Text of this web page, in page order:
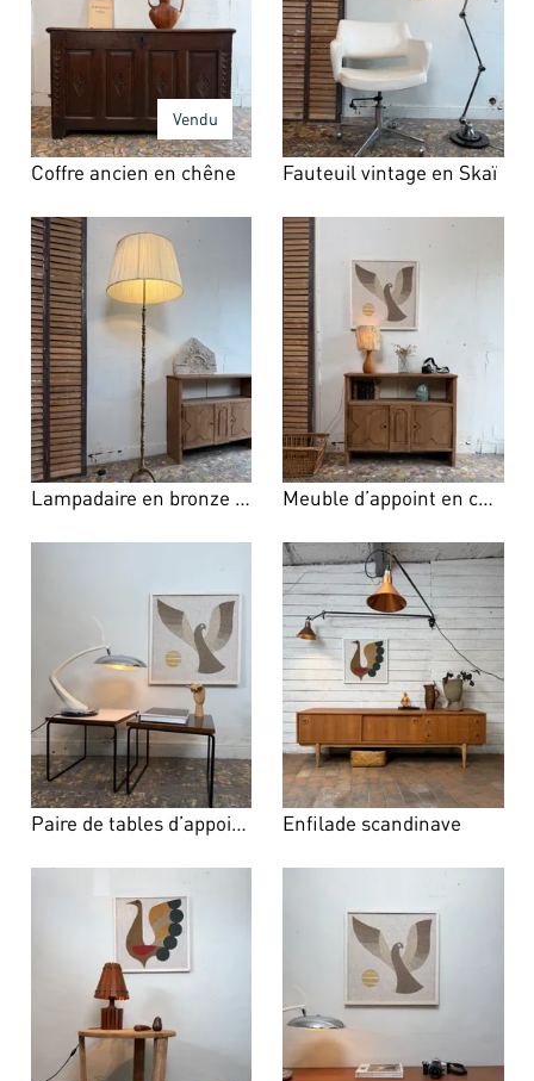
Coffre ancien en chêne
Vendu
Fauteuil vintage en Skaï
Lampadaire en bronze doré Meuble d’appoint en chêne – années 1950
Paire de tables d’appoint Steiner – années 1970 Enfilade scandinave